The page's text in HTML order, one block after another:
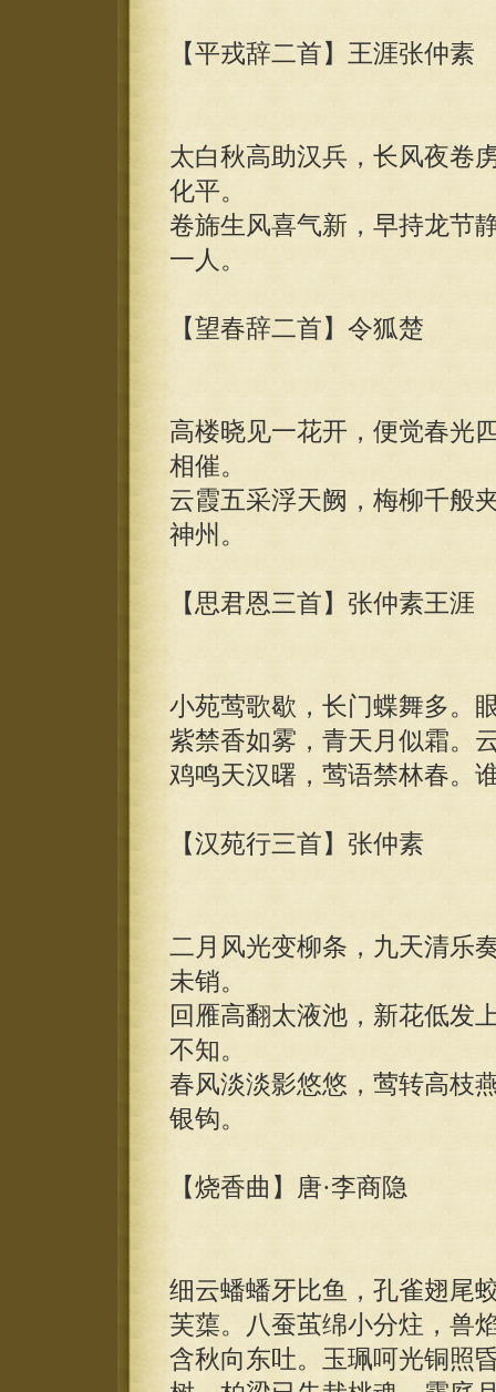
【平戎辞二首】王涯张仲素
太白秋高助汉兵，长风夜卷
化平。
卷旆生风喜气新，早持龙节
一人。
【望春辞二首】令狐楚
高楼晓见一花开，便觉春光
相催。
云霞五采浮天阙，梅柳千般
神州。
【思君恩三首】张仲素王涯
小苑莺歌歇，长门蝶舞多。
紫禁香如雾，青天月似霜。
鸡鸣天汉曙，莺语禁林春。
【汉苑行三首】张仲素
二月风光变柳条，九天清乐
未销。
回雁高翻太液池，新花低发
不知。
春风淡淡影悠悠，莺转高枝
银钩。
【烧香曲】唐·李商隐
细云蟠蟠牙比鱼，孔雀翅尾
芙蕖。八蚕茧绵小分炷，兽
含秋向东吐。玉珮呵光铜照